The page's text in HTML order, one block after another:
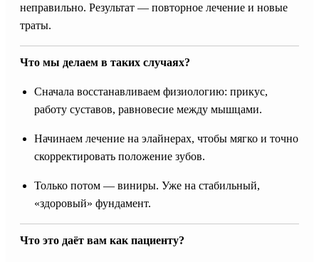
неправильно. Результат — повторное лечение и новые
траты.
Что мы делаем в таких случаях?
Сначала восстанавливаем физиологию: прикус,
работу суставов, равновесие между мышцами.
Начинаем лечение на элайнерах, чтобы мягко и точно
скорректировать положение зубов.
Только потом — виниры. Уже на стабильный,
«здоровый» фундамент.
Что это даёт вам как пациенту?